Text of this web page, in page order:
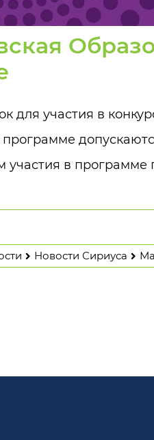
для участия в
участия в
Новости Сириуса